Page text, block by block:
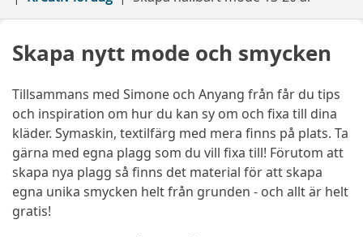
Skapa nytt mode och smycken
Tillsammans med Simone och Anyang från får du tips
och inspiration om hur du kan sy om och fixa till dina
kläder. Symaskin, textilfärg med mera finns på plats. Ta
gärna med egna plagg som du vill fixa till! Förutom att
skapa nya plagg så finns det material för att skapa
egna unika smycken helt från grunden - och allt är helt
gratis!